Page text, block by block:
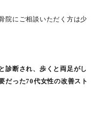
院にご相談いただく方は少
診断され、歩くと両足がし
だった70代女性の改善スト